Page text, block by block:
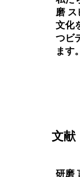
磨 ス
文化
つビ
ます。
文献
研磨